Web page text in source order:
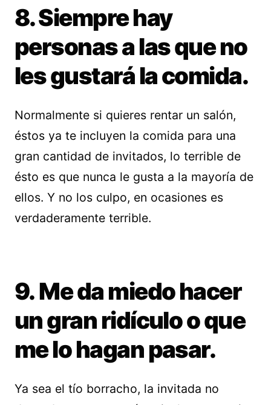
8. Siempre hay
personas a las que no
les gustará la comida.
Normalmente si quieres rentar un salón,
éstos ya te incluyen la comida para una
gran cantidad de invitados, lo terrible de
ésto es que nunca le gusta a la mayoría de
ellos. Y no los culpo, en ocasiones es
verdaderamente terrible.
9. Me da miedo hacer
un gran ridículo o que
me lo hagan pasar.
Ya sea el tío borracho, la invitada no